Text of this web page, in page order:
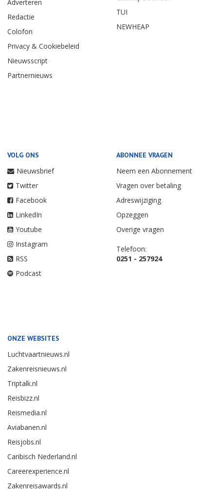
Adverteren
Redactie
Colofon
Privacy & Cookiebeleid
Nieuwsscript
Partnernieuws
TUI
NEWHEAP
VOLG ONS
Nieuwsbrief
Twitter
Facebook
LinkedIn
Youtube
Instagram
RSS
Podcast
ABONNEE VRAGEN
Neem een Abonnement
Vragen over betaling
Adreswijziging
Opzeggen
Overige vragen
Telefoon:
0251 - 257924
ONZE WEBSITES
Luchtvaartnieuws.nl
Zakenreisnieuws.nl
Triptalk.nl
Reisbizz.nl
Reismedia.nl
Aviabanen.nl
Reisjobs.nl
Caribisch Nederland.nl
Careerexperience.nl
Zakenreisawards.nl